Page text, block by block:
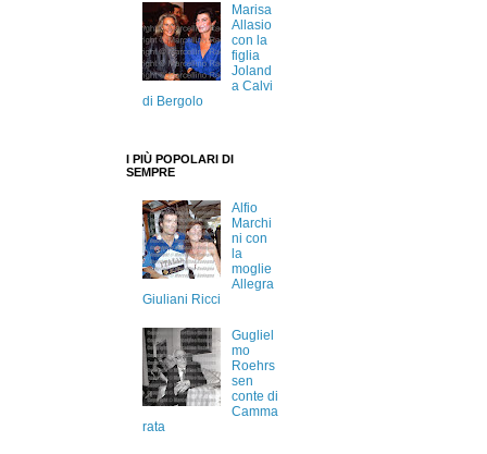
Marisa
Allasio
con la
figlia
Joland
a Calvi
di Bergolo
I PIÙ POPOLARI DI
SEMPRE
Alfio
Marchi
ni con
la
moglie
Allegra
Giuliani Ricci
Gugliel
mo
Roehrs
sen
conte di
Camma
rata